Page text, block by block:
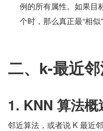
例的所有属性。如果目
个时，那么真正最“相似
二、k-最近
1. KNN 算法概
邻近算法，或者说 K 最近